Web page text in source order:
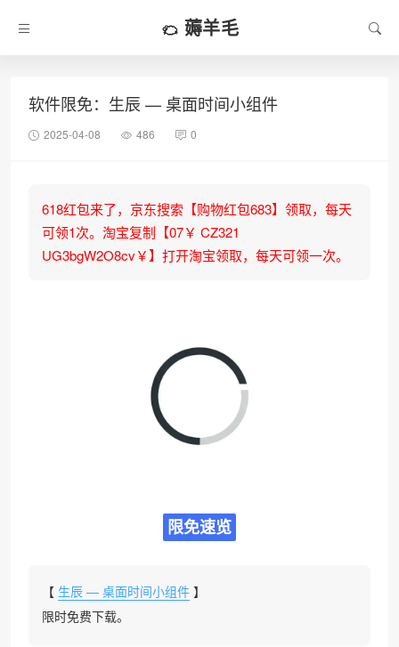
薅羊毛
软件限免：生辰 — 桌面时间小组件
2025-04-08 486 0
618红包来了，京东搜索【购物红包683】领取，每天
可领1次。淘宝复制【07￥ CZ321
UG3bgW2O8cv￥】打开淘宝领取，每天可领一次。
限免速览
【 生辰 — 桌面时间小组件 】
限时免费下载。